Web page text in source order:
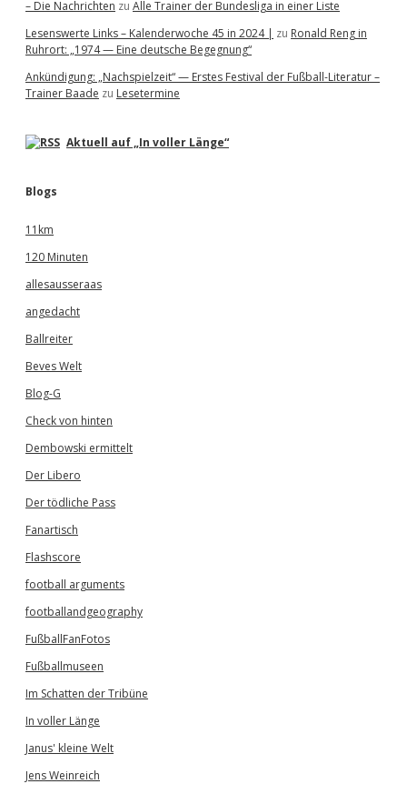
– Die Nachrichten zu Alle Trainer der Bundesliga in einer Liste
Lesenswerte Links – Kalenderwoche 45 in 2024 | zu Ronald Reng in
Ruhrort: „1974 — Eine deutsche Begegnung“
Ankündigung: „Nachspielzeit“ — Erstes Festival der Fußball-Literatur –
Trainer Baade zu Lesetermine
Aktuell auf „In voller Länge“
Blogs
11km
120 Minuten
allesausseraas
angedacht
Ballreiter
Beves Welt
Blog-G
Check von hinten
Dembowski ermittelt
Der Libero
Der tödliche Pass
Fanartisch
Flashscore
football arguments
footballandgeography
FußballFanFotos
Fußballmuseen
Im Schatten der Tribüne
In voller Länge
Janus' kleine Welt
Jens Weinreich